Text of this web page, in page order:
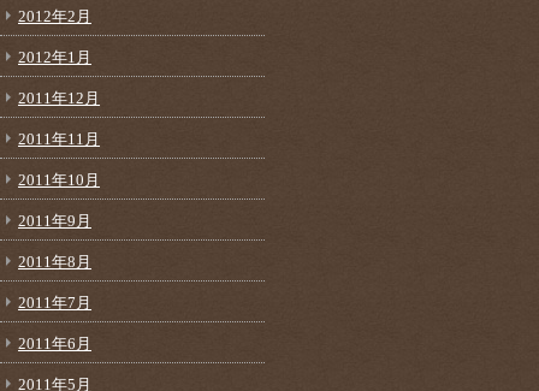
2012年2月
2012年1月
2011年12月
2011年11月
2011年10月
2011年9月
2011年8月
2011年7月
2011年6月
2011年5月